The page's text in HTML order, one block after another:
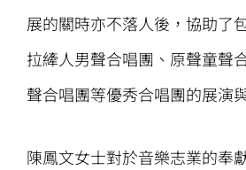
展的關時亦不落人後，協助了
拉縴人男聲合唱團、原聲童聲
聲合唱團等優秀合唱團的展演
陳鳳文女士對於音樂志業的奉